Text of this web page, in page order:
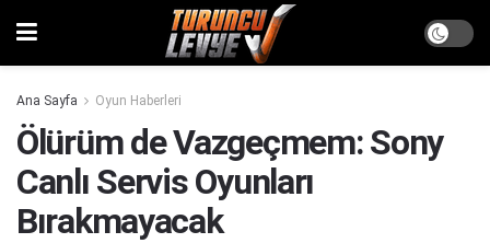
Ana Sayfa Oyun Haberleri
Ölürüm de Vazgeçmem: Sony
Canlı Servis Oyunları
Bırakmayacak